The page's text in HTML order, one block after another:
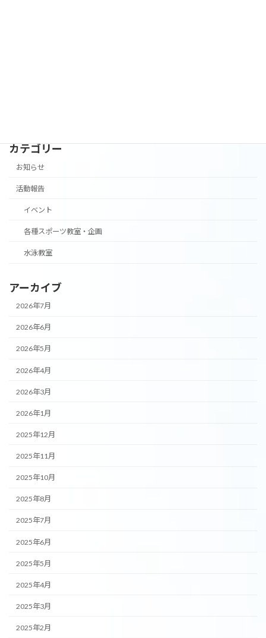
カテゴリー
お知らせ
活動報告
イベント
各種スポーツ教室・企画
水泳教室
アーカイブ
2026年7月
2026年6月
2026年5月
2026年4月
2026年3月
2026年1月
2025年12月
2025年11月
2025年10月
2025年8月
2025年7月
2025年6月
2025年5月
2025年4月
2025年3月
2025年2月